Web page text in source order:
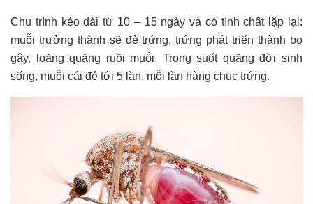
Chu trình kéo dài từ 10 – 15 ngày và có tính chất lặp lại:
muỗi trưởng thành sẽ đẻ trứng, trứng phát triển thành bọ
gậy, loăng quăng ruồi muỗi. Trong suốt quãng đời sinh
sống, muỗi cái đẻ tới 5 lần, mỗi lần hàng chục trứng.